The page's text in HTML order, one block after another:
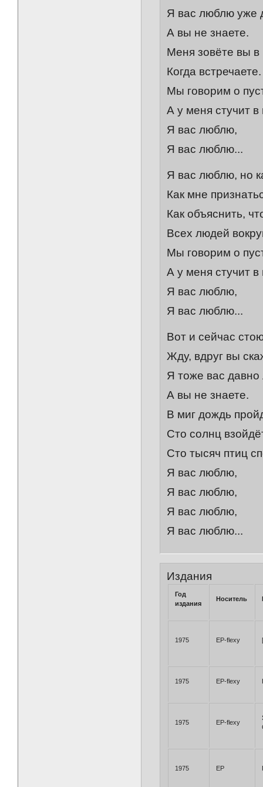
Я вас люблю уже
А вы не знаете.
Меня зовёте вы в
Когда встречаете.
Мы говорим о
А у меня стучит в
Я вас люблю,
Я вас люблю...
Я вас люблю, но
Как мне
Как объяснить,
Всех людей
Мы говорим о
А у меня стучит в
Я вас люблю,
Я вас люблю...
Вот и сейчас
Жду, вдруг вы
Я тоже вас
А вы не знаете.
В миг дождь
Сто солнц
Сто тысяч птиц
Я вас люблю,
Я вас люблю,
Я вас люблю,
Я вас люблю...
Издания
Год
издания
Носитель
1975 EP-flexy
1975 EP-flexy
1975 EP-flexy
1975 EP